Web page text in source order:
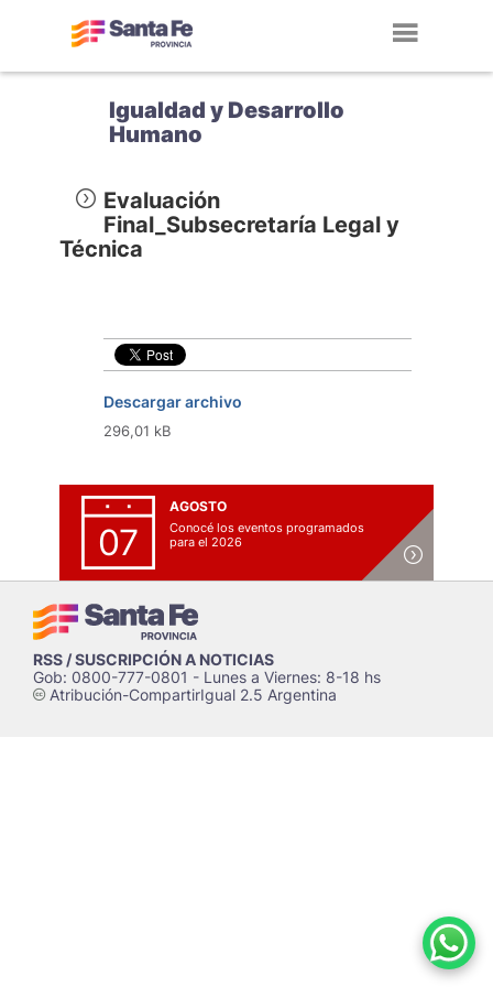
Igualdad y Desarrollo
Humano
Evaluación
Final_Subsecretaría Legal y
Técnica
Descargar archivo
296,01 kB
07
AGOSTO
Conocé los eventos programados
para el 2026
RSS / SUSCRIPCIÓN A NOTICIAS
Gob: 0800-777-0801 - Lunes a Viernes: 8-18 hs
cAtribución-CompartirIgual 2.5 Argentina